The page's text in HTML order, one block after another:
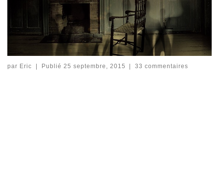
par Eric Publié 25 septembre, 2015 33 commentaires